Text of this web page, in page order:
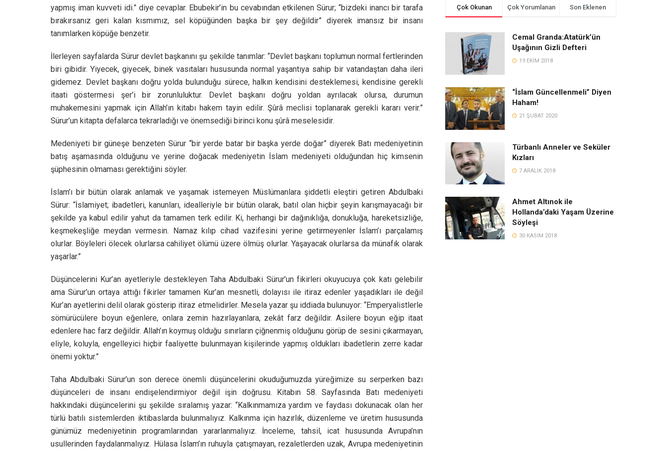
yapmış iman kuvveti idi.” diye cevaplar. Ebubekir’in bu cevabından etkilenen Sürur; “bizdeki inancı bir tarafa
bırakırsanız geri kalan kısmımız, sel köpüğünden başka bir şey değildir” diyerek imansız bir insanı
tanımlarken köpüğe benzetir.
İlerleyen sayfalarda Sürur devlet başkanını şu şekilde tanımlar: “Devlet başkanı toplumun normal fertlerinden
biri gibidir. Yiyecek, giyecek, binek vasıtaları hususunda normal yaşantıya sahip bir vatandaştan daha ileri
gidemez. Devlet başkanı doğru yolda bulunduğu sürece, halkın kendisini desteklemesi, kendisine gerekli
itaati göstermesi şer’i bir zorunluluktur. Devlet başkanı doğru yoldan ayrılacak olursa, durumun
muhakemesini yapmak için Allah’ın kitabı hakem tayin edilir. Şûrâ meclisi toplanarak gerekli kararı verir.”
Sürur’un kitapta defalarca tekrarladığı ve önemsediği birinci konu şûrâ meselesidir.
Medeniyeti bir güneşe benzeten Sürur “bir yerde batar bir başka yerde doğar” diyerek Batı medeniyetinin
batış aşamasında olduğunu ve yerine doğacak medeniyetin İslam medeniyeti olduğundan hiç kimsenin
şüphesinin olmaması gerektiğini söyler.
İslam’ı bir bütün olarak anlamak ve yaşamak istemeyen Müslümanlara şiddetli eleştiri getiren Abdulbaki
Sürur: “İslamiyet; ibadetleri, kanunları, idealleriyle bir bütün olarak, batıl olan hiçbir şeyin karışmayacağı bir
şekilde ya kabul edilir yahut da tamamen terk edilir. Ki, herhangi bir dağınıklığa, donukluğa, hareketsizliğe,
keşmekeşliğe meydan vermesin. Namaz kılıp cihad vazifesini yerine getirmeyenler İslam’ı parçalamış
olurlar. Böyleleri ölecek olurlarsa cahiliyet ölümü üzere ölmüş olurlar. Yaşayacak olurlarsa da münafık olarak
yaşarlar.”
Düşüncelerini Kur’an ayetleriyle destekleyen Taha Abdulbaki Sürur’un fikirleri okuyucuya çok katı gelebilir
ama Sürur’un ortaya attığı fikirler tamamen Kur’an mesnetli, dolayısı ile itiraz edenler yaşadıkları ile değil
Kur’an ayetlerini delil olarak gösterip itiraz etmelidirler. Mesela yazar şu iddiada bulunuyor: “Emperyalistlerle
sömürücülere boyun eğenlere, onlara zemin hazırlayanlara, zekât farz değildir. Asilere boyun eğip itaat
edenlere hac farz değildir. Allah’ın koymuş olduğu sınırların çiğnenmiş olduğunu görüp de sesini çıkarmayan,
eliyle, koluyla, engelleyici hiçbir faaliyette bulunmayan kişilerinde yapmış oldukları ibadetlerin zerre kadar
önemi yoktur.”
Taha Abdulbaki Sürur’un son derece önemli düşüncelerini okuduğumuzda yüreğimize su serperken bazı
düşünceleri de insanı endişelendirmiyor değil işin doğrusu. Kitabın 58. Sayfasında Batı medeniyeti
hakkındaki düşüncelerini şu şekilde sıralamış yazar: “Kalkınmamıza yardım ve faydası dokunacak olan her
türlü batılı sistemlerden iktibaslarda bulunmalıyız. Kalkınma için hazırlık, düzenleme ve üretim hususunda
günümüz medeniyetinin programlarından yararlanmalıyız. İnceleme, tahsil, icat hususunda Avrupa’nın
usullerinden faydalanmalıyız. Hülasa İslam’ın ruhuyla çatışmayan, rezaletlerden uzak, Avrupa medeniyetinin
Çok Okunan Çok Yorumlanan Son Eklenen
Cemal Granda:Atatürk’ün
Uşağının Gizli Defteri
19 EKIM 2018
“İslam Güncellenmeli” Diyen
Haham!
21 ŞUBAT 2020
Türbanlı Anneler ve Seküler
Kızları
7 ARALIK 2018
Ahmet Altınok ile
Hollanda’daki Yaşam Üzerine
Söyleşi
30 KASIM 2018